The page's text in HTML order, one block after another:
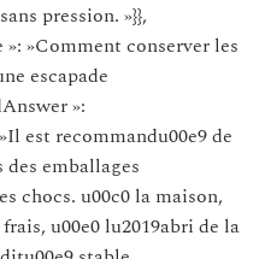
pression. »}},
»: »Comment conserver les
escapade
»:
est recommandu00e9 de
emballages
chocs. u00c0 la maison,
u00e0 lu2019abri de la